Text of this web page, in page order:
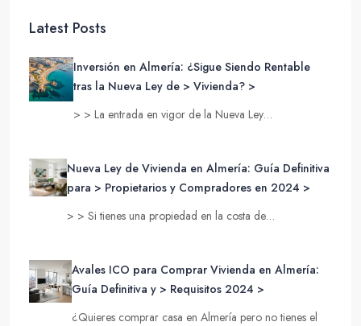
Latest Posts
Inversión en Almería: ¿Sigue Siendo Rentable
tras la Nueva Ley de > Vivienda? >
> > La entrada en vigor de la Nueva Ley…
Nueva Ley de Vivienda en Almería: Guía Definitiva
para > Propietarios y Compradores en 2024 >
> > Si tienes una propiedad en la costa de…
Avales ICO para Comprar Vivienda en Almería:
Guía Definitiva y > Requisitos 2024 >
¿Quieres comprar casa en Almería pero no tienes el